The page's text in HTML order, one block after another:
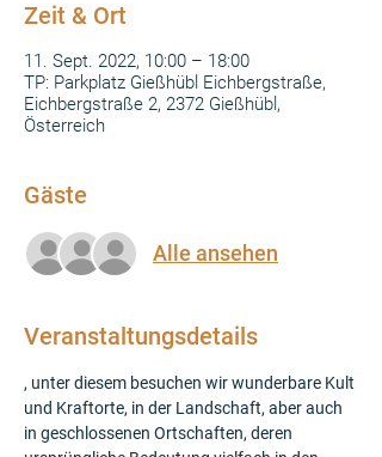
Zeit & Ort
11. Sept. 2022, 10:00 – 18:00
TP: Parkplatz Gießhübl Eichbergstraße,
Eichbergstraße 2, 2372 Gießhübl,
Österreich
Gäste
Alle ansehen
Veranstaltungsdetails
, unter diesem besuchen wir wunderbare Kult
und Kraftorte, in der Landschaft, aber auch
in geschlossenen Ortschaften, deren